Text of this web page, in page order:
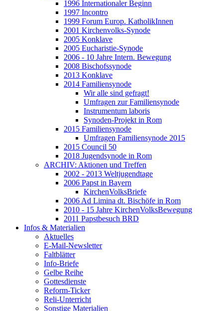
1996 Internationaler Beginn
1997 Incontro
1999 Forum Europ. KatholikInnen
2001 Kirchenvolks-Synode
2005 Konklave
2005 Eucharistie-Synode
2006 - 10 Jahre Intern. Bewegung
2008 Bischofssynode
2013 Konklave
2014 Familiensynode
Wir alle sind gefragt!
Umfragen zur Familiensynode
Instrumentum laboris
Synoden-Projekt in Rom
2015 Familiensynode
Umfragen Familiensynode 2015
2015 Council 50
2018 Jugendsynode in Rom
ARCHIV: Aktionen und Treffen
2002 - 2013 Weltjugendtage
2006 Papst in Bayern
KirchenVolksBriefe
2006 Ad Limina dt. Bischöfe in Rom
2010 - 15 Jahre KirchenVolksBewegung
2011 Papstbesuch BRD
Infos & Materialien
Aktuelles
E-Mail-Newsletter
Faltblätter
Info-Briefe
Gelbe Reihe
Gottesdienste
Reform-Ticker
Reli-Unterricht
Sonstige Materialien